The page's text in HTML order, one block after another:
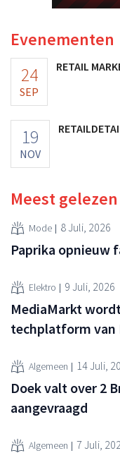
Evenementen
24
SEP
RETAIL
19
NOV
Meest gelezen
Mode 8 Juli, 2026
Paprika opnieuw
Elektro 9 Juli, 2026
MediaMarkt
techplatform van
Algemeen 14 Juli,
Doek valt over 2
aangevraagd
Algemeen 7 Juli,